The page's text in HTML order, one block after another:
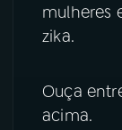
mulheres
zika.
Ouça
acima.